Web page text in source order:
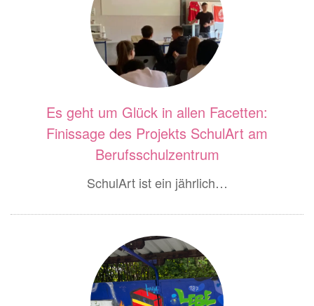
Es geht um Glück in allen Facetten:
Finissage des Projekts SchulArt am
Berufsschulzentrum
SchulArt ist ein jährlich…